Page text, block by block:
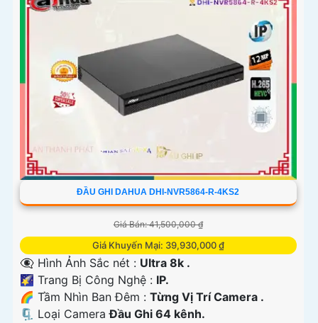
ĐẦU GHI DAHUA DHI-NVR5864-R-4KS2
Giá Bán: 41,500,000 ₫
Giá Khuyến Mại: 39,930,000 ₫
👁️‍🗨 Hình Ảnh Sắc nét : Ultra 8k .
🌠 Trang Bị Công Nghệ : IP.
🌈 Tầm Nhìn Ban Đêm : Từng Vị Trí Camera .
🗜️ Loại CameraĐầu Ghi 64 kênh.